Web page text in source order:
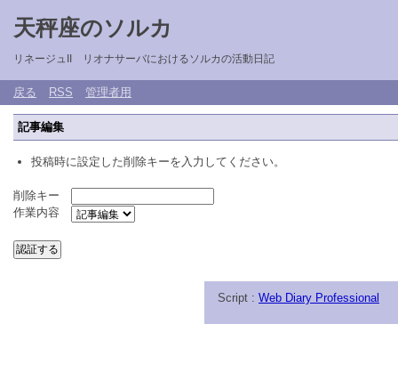
天秤座のソルカ
リネージュII リオナサーバにおけるソルカの活動日記
戻る RSS 管理者用
記事編集
投稿時に設定した削除キーを入力してください。
削除キー
作業内容
Script : Web Diary Professional